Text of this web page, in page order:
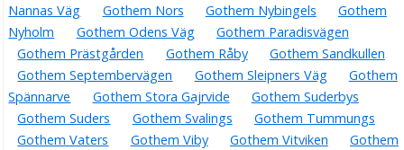
Nannas Väg
Gothem Nors Gothem Nybingels
Gothem
Nyholm
Gothem Odens Väg
Gothem Paradisvägen
Gothem Prästgården
Gothem Råby
Gothem Sandkullen
Gothem Septembervägen
Gothem Sleipners Väg
Gothem
Spännarve
Gothem Stora Gajrvide
Gothem Suderbys
Gothem Suders
Gothem Svalings
Gothem Tummungs
Gothem Vaters
Gothem Viby Gothem Vitviken
Gothem